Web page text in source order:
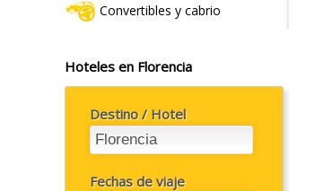
Convertibles y cabrio
Hoteles en Florencia
Destino / Hotel
Fechas de viaje